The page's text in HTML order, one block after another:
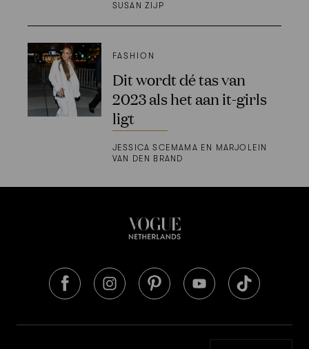
SUSAN ZIJP
FASHION
Dit wordt dé tas van
2023 als het aan it-girls
ligt
JESSICA SCEMAMA EN MARJOLEIN
VAN DEN BRAND